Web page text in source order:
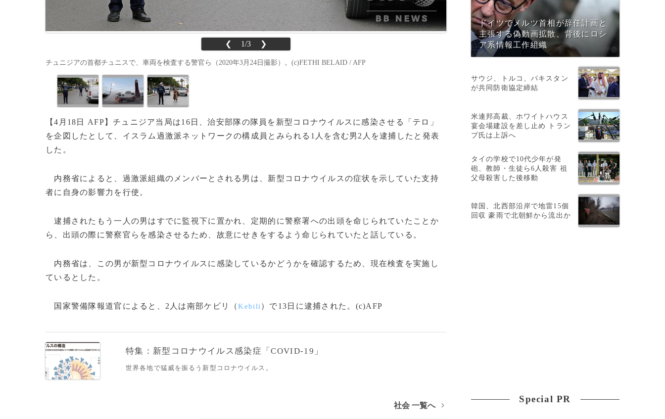
❮ 1/3 ❯
チュニジアの首都チュニスで、車両を検査する警官ら（2020年3月24日撮影）。(c)FETHI BELAID / AFP
【4月18日 AFP】チュニジア当局は16日、治安部隊の隊員を新型コロナウイルスに感染させる「テロ」
を企図したとして、イスラム過激派ネットワークの構成員とみられる1人を含む男2人を逮捕したと発表
した。
内務省によると、過激派組織のメンバーとされる男は、新型コロナウイルスの症状を示していた支持
者に自身の影響力を行使。
逮捕されたもう一人の男はすでに監視下に置かれ、定期的に警察署への出頭を命じられていたことか
ら、出頭の際に警察官らを感染させるため、故意にせきをするよう命じられていたと話している。
内務省は、この男が新型コロナウイルスに感染しているかどうかを確認するため、現在検査を実施し
ているとした。
国家警備隊報道官によると、2人は南部ケビリ（Kebili ）で13日に逮捕された。(c)AFP
特集：新型コロナウイルス感染症「COVID-19」
世界各地で猛威を振るう新型コロナウイルス。
社会 一覧へ >
ドイツでメルツ首相が辞任計画と
主張する偽動画拡散、背後にロシ
ア系情報工作組織
サウジ、トルコ、パキスタン
が共同防衛協定締結
米連邦高裁、ホワイトハウス
宴会場建設を差し止め トラン
プ氏は上訴へ
タイの学校で10代少年が発
砲、教師・生徒ら6人殺害 祖
父母殺害した後移動
韓国、北西部沿岸で地雷15個
回収 豪雨で北朝鮮から流出か
Special PR